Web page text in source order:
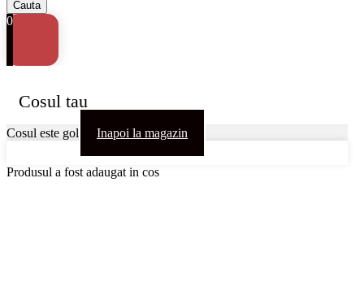
0
Cosul tau
Cosul este gol Inapoi la magazin
Produsul a fost adaugat in cos